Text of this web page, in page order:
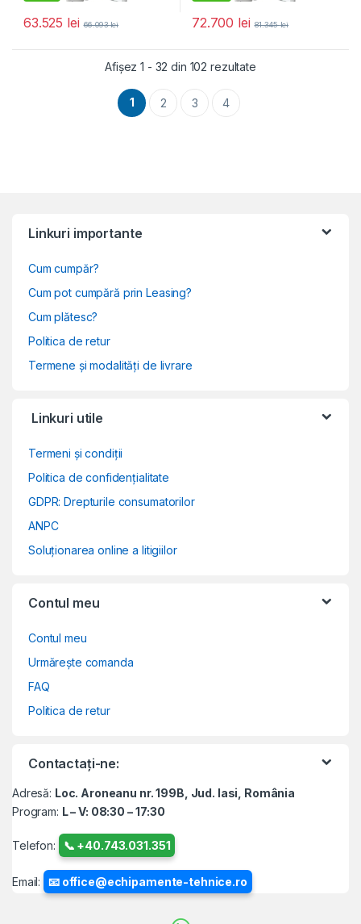
63.525 lei 66.093lei 72.700 lei 81.345lei
Afișez 1 - 32 din 102 rezultateSortat după
1 2 3 4
Linkuri importante
Cum cumpăr?
Cum pot cumpără prin Leasing?
Cum plătesc?
Politica de retur
Termene și modalități de livrare
Linkuri utile
Termeni și condiții
Politica de confidențialitate
GDPR: Drepturile consumatorilor
ANPC
Soluționarea online a litigiilor
Contul meu
Contul meu
Urmărește comanda
FAQ
Politica de retur
Contactați-ne:
Adresă: Loc. Aroneanu nr. 199B, Jud. Iasi, România
Program: L – V: 08:30 – 17:30
Telefon: 📞 +40.743.031.351
Email: 📧 office@echipamente-tehnice.ro